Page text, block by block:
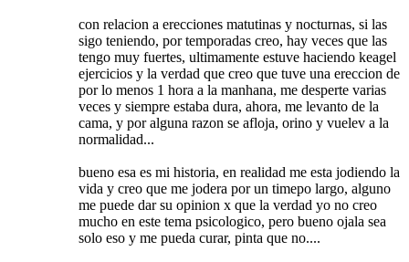
con relacion a erecciones matutinas y nocturnas, si las
sigo teniendo, por temporadas creo, hay veces que las
tengo muy fuertes, ultimamente estuve haciendo keagel
ejercicios y la verdad que creo que tuve una ereccion de
por lo menos 1 hora a la manhana, me desperte varias
veces y siempre estaba dura, ahora, me levanto de la
cama, y por alguna razon se afloja, orino y vuelev a la
normalidad...
bueno esa es mi historia, en realidad me esta jodiendo la
vida y creo que me jodera por un timepo largo, alguno
me puede dar su opinion x que la verdad yo no creo
mucho en este tema psicologico, pero bueno ojala sea
solo eso y me pueda curar, pinta que no....